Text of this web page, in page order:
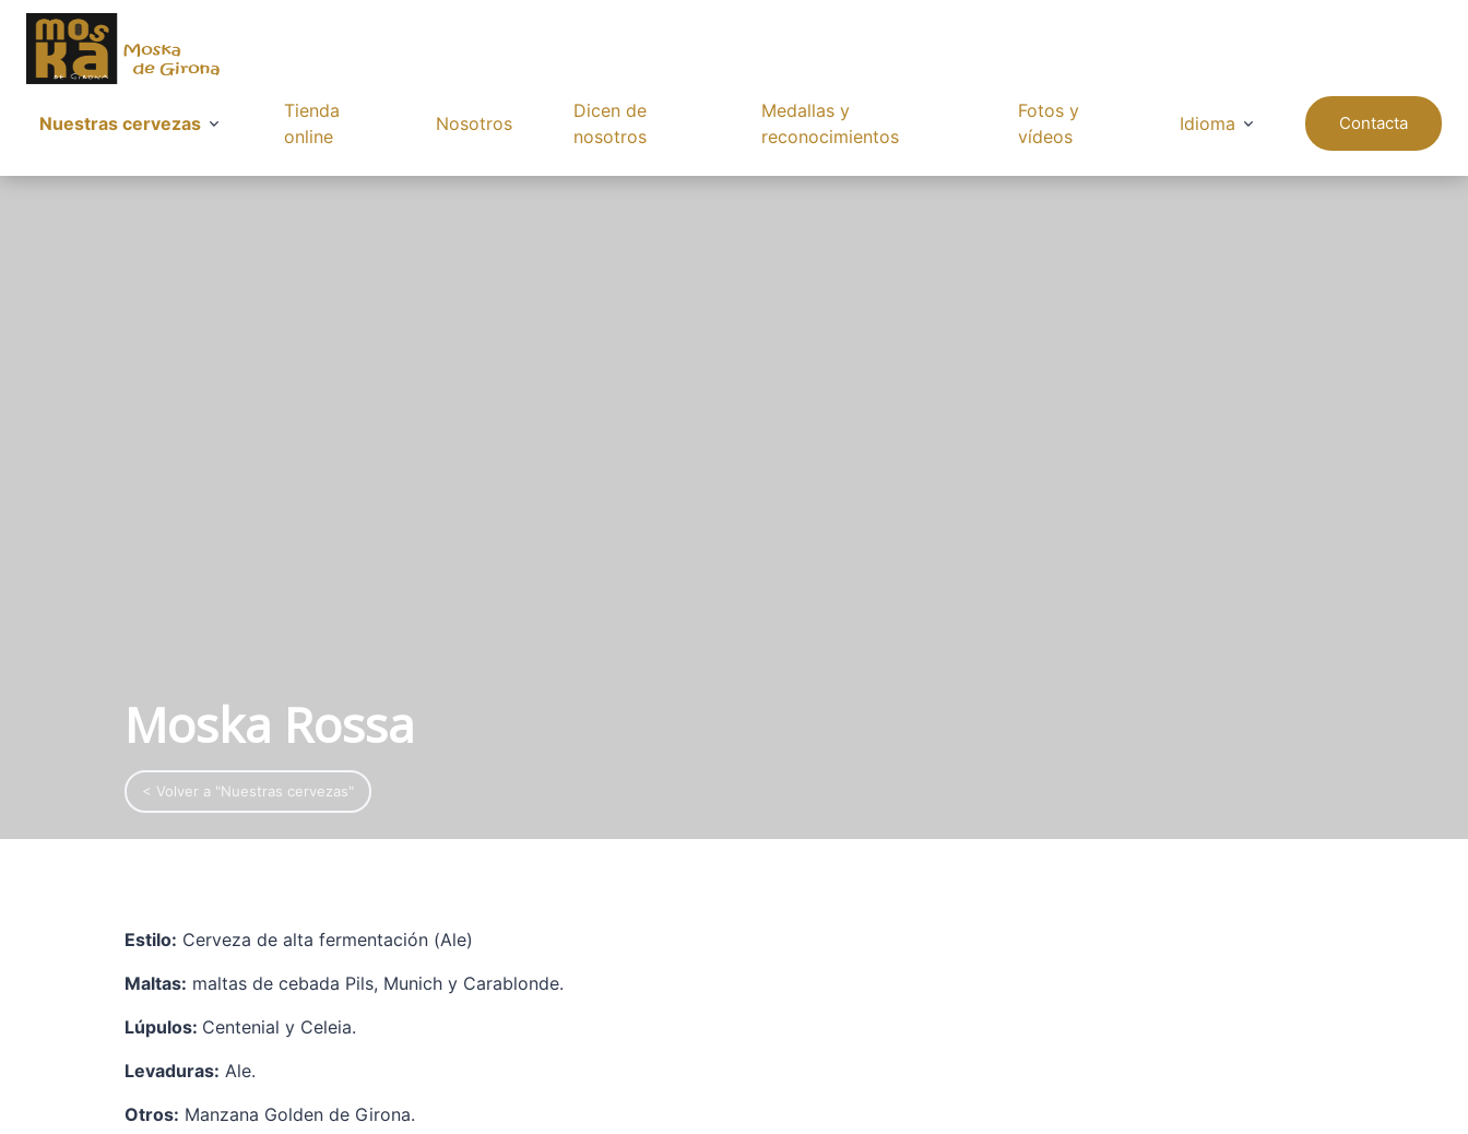
Nuestras cervezas
Tienda
online
Nosotros
Dicen de
nosotros
Medallas y
reconocimientos
Fotos y
vídeos
Idioma Contacta
Moska Rossa
< Volver a "Nuestras cervezas"
Estilo: Cerveza de alta fermentación (Ale)
Maltas: maltas de cebada Pils, Munich y Carablonde.
Lúpulos: Centenial y Celeia.
Levaduras: Ale.
Otros: Manzana Golden de Girona.